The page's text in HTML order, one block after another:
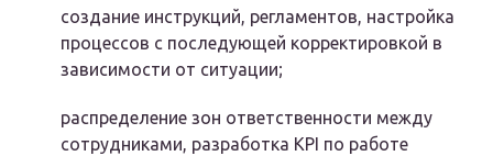
создание инструкций, регламентов, настройка
процессов с последующей корректировкой в
зависимости от ситуации;
распределение зон ответственности между
сотрудниками, разработка KPI по работе